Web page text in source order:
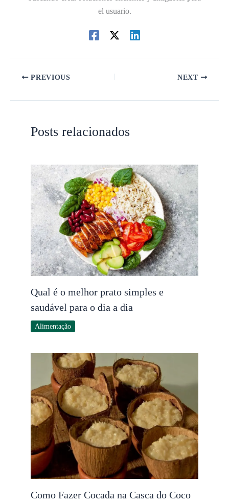
el usuario.
PREVIOUS NEXT
Posts relacionados
Qual é o melhor prato simples e
saudável para o dia a dia
Alimentação
Como Fazer Cocada na Casca do Coco